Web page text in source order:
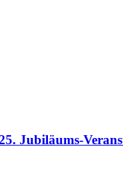
Jubiläums-